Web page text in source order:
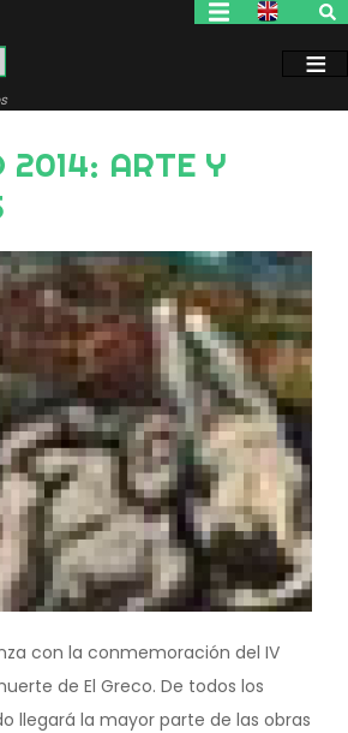
con la conmemoración del IV
de El Greco. De todos los
llegará la mayor parte de las obras